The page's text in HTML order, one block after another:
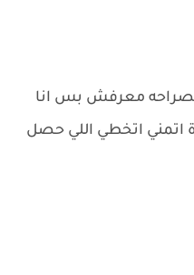
معرفش بس انا
اتمني اتخطي اللي حصل